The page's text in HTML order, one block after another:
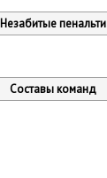
Незабитые пенальти
Составы команд